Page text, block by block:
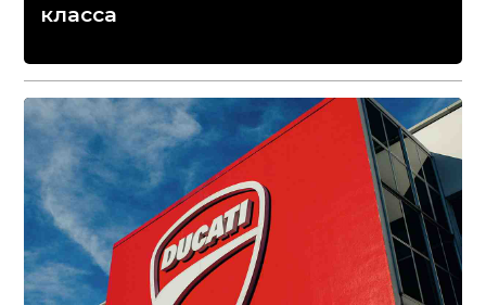
класса